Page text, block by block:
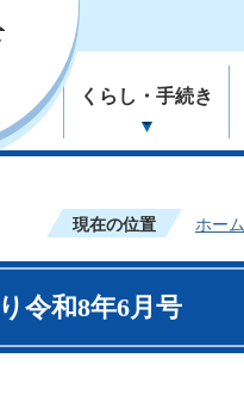
くらし・手続き
現在の位置 ホーム
令和8年6月号